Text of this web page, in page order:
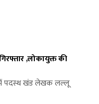
,लोकायुक्त की
में पदस्थ खंड लेखक लल्लू